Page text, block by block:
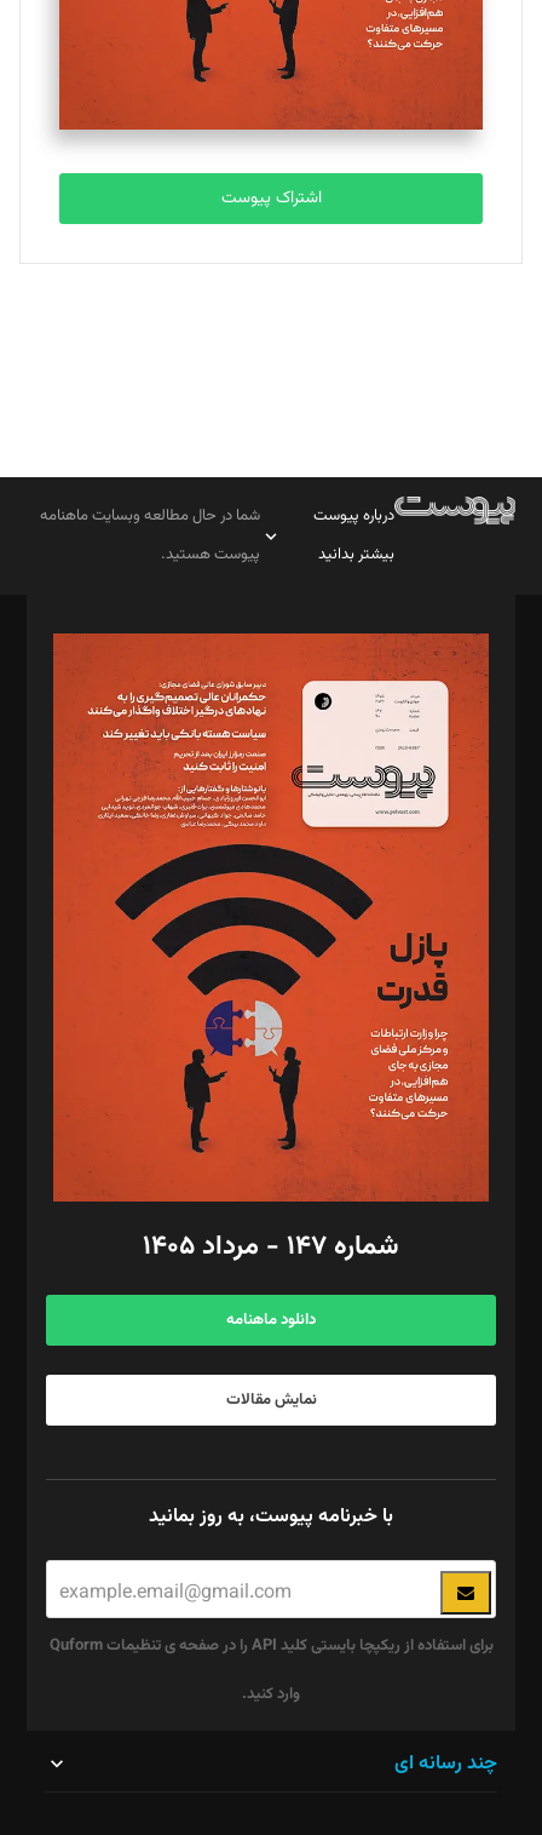
تحریریه
مصطفی مسجدی آرانی
تحریریه
بابک نقاش
تحریریه
اشتراک پیوست
درباره پیوست
بیشتر بدانید
شما در حال مطالعه وبسایت ماهنامه
پیوست هستید.
مدیر مسئول: محمدباقر اثنی‌عشری
سردبیر: مهرک محمودی
دبیر تحریریه: میثم قاسمی
د‌بیر ناداستان: سمانه سمیع
د‌بیر خدمت و تجارت: ابوالفضل رجبی
د‌بیر حقوق فناوری: حسام‌الدین ایپکچی
د‌بیر پیوست جهان: مینا پاکدل
د‌بیر تحریریه آنلاین: بابک نقاش
تحریریه‌: مجتبی محمود‌ی، آرش برهمند، یسنا امان‌پور، سروش کرمیان،
مصطفی مسجدی آرانی، ابوالفضل رجبی، زهرا فکرانه، فائزه فتحی
رستمی،مصطفی باستان
ویرایش: نگار استاد‌‌آقا
طراح یونیفرم: مجید توکلی
فیلمبرداری و عکاسی: امیر شفیعی، مانی لطفی زاده
گرافیک و صفحه‌آرایی: سید‌سبحان‌علی ثابت
مد‌یر توسعه تجاری: کامبیز برید‌
امور مالی: شاپور رهبری، محمد‌ کاظمی‌نیا
آگهی و مشترکین: ۰۹۱۹۹۹۹۰۴۵۴
شماره ۱۴۷ - مرداد ۱۴۰۵
دانلود ماهنامه
نمایش مقالات
با خبرنامه پیوست، به روز بمانید
برای استفاده از ریکپچا بایستی کلید API را در صفحه ی تنظیمات Quform
وارد کنید.
چند رسانه ای